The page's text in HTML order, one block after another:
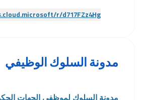
r/d717FZz4Hg
مدونة السلوك الوظيفي
مدونة السلوك لموظفي الجهات